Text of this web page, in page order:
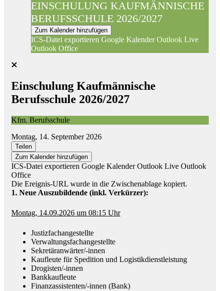
EINSCHULUNG KAUFMÄNNISCHE
BERUFSSCHULE 2026/2027
Zum Kalender hinzufügen
ICS-Datei exportieren Google KalenderOutlook Live
Outlook Office
Einschulung Kaufmännische
Berufsschule 2026/2027
Kfm. Berufsschule
Montag, 14. September 2026
Teilen
Zum Kalender hinzufügen
ICS-Datei exportieren Google KalenderOutlook Live Outlook
Office
Die Ereignis-URL wurde in die Zwischenablage kopiert.
1. Neue Auszubildende (inkl. Verkürzer):
Montag, 14.09.2026 um 08:15 Uhr
Justizfachangestellte
Verwaltungsfachangestellte
Sekretäranwärter/-innen
Kaufleute für Spedition und Logistikdienstleistung
Drogisten/-innen
Bankkaufleute
Finanzassistenten/-innen (Bank)